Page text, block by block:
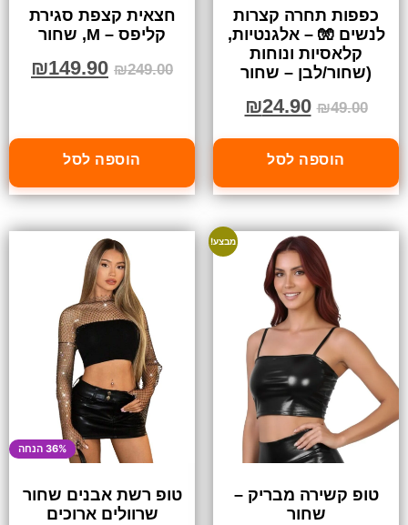
כפפות תחרה קצרות
לנשים 🧤 – אלגנטיות,
קלאסיות ונוחות
(שחור/לבן – שחור
₪49.00
₪24.90
הוספה לסל
חצאית קצפת סגירת
קליפס – M, שחור
₪249.00
₪149.90
הוספה לסל
מבצע!
טופ קשירה מבריק –
שחור
36% הנחה
טופ רשת אבנים שחור
שרוולים ארוכים